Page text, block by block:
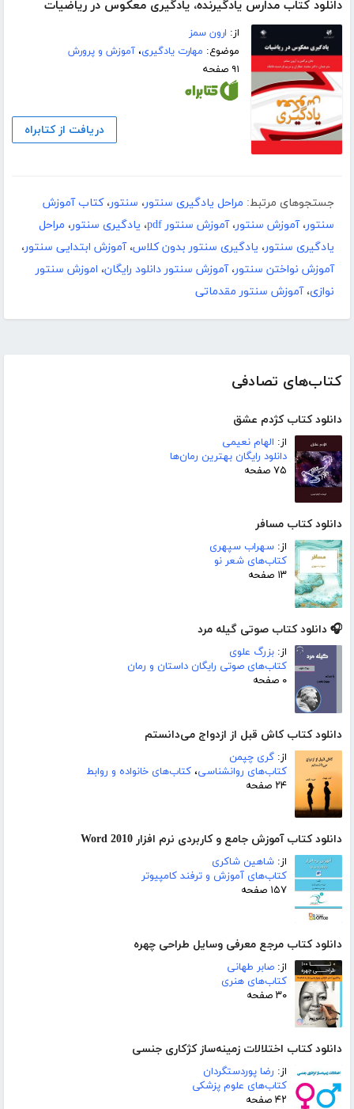
کتاب‌های تصادفی
دانلود کتاب کژدم عشق
از: الهام نعیمی
دانلود رایگان بهترین رمان‌ها
۷۵ صفحه
دانلود کتاب مسافر
از: سهراب سپهری
کتاب‌های شعر نو
۱۳ صفحه
🎧 دانلود کتاب صوتی گیله مرد
از: بزرگ علوی
کتاب‌های صوتی رایگان داستان و رمان
۰ صفحه
دانلود کتاب کاش قبل از ازدواج می‌‌‌‌دانستم
از: گری چپمن
کتاب‌های روانشناسی، کتاب‌های خانواده و روابط
۲۴ صفحه
دانلود کتاب آموزش جامع و کاربردی نرم افزار Word 2010
از: شاهین شاکری
کتاب‌های آموزش و ترفند کامپیوتر
۱۵۷ صفحه
دانلود کتاب مرجع معرفی وسایل طراحی چهره
از: صابر طهانی
کتاب‌های هنری
۳۰ صفحه
دانلود کتاب اختلالات زمینه‌ساز کژکاری جنسی
از: رضا پوردستگردان
کتاب‌های علوم پزشکی
۴۲ صفحه
دانلود کتاب مدارس یادگیرنده، یادگیری معکوس در ریاضیات
از: ارون سمز
موضوع: مهارت یادگیری،آموزش و پرورش
۹۱ صفحه
دریافت از کتابراه
جستجوهای مرتبط: مراحل یادگیری سنتور، سنتور،کتاب آموزش
سنتور،آموزش سنتور،آموزش سنتور pdf ، یادگیری سنتور، مراحل
یادگیری سنتور، یادگیری سنتور بدون کلاس،آموزش ابتدایی سنتور،
آموزش نواختن سنتور،آموزش سنتور دانلود رایگان، اموزش سنتور
نوازی،آموزش سنتور مقدماتی